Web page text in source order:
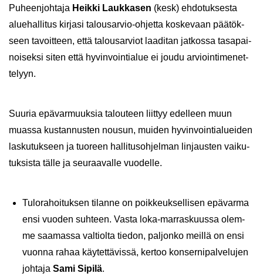
Pu­heen­joh­ta­ja Heik­ki Lauk­ka­sen (kesk) eh­do­tuk­ses­ta
alue­hal­li­tus kir­ja­si talousarvio-​ohjetta kos­ke­vaan pää­tök­
seen ta­voit­teen, että ta­lous­ar­viot laa­di­tan jat­kos­sa ta­sa­pai­
noi­sek­si siten että hy­vin­voin­tia­lue ei joudu ar­vioin­ti­me­net­
te­lyyn.
Suu­ria epä­var­muuk­sia ta­lou­teen liit­tyy edel­leen muun
muas­sa kus­tan­nus­ten nousun, mui­den hy­vin­voin­tia­luei­den
las­ku­tuk­seen ja tuo­reen hal­li­tus­oh­jel­man lin­jaus­ten vai­ku­
tuk­sis­ta tälle ja seu­raa­val­le vuo­del­le.
Tu­lo­ra­hoi­tuk­sen ti­lan­ne on poik­keuk­sel­li­sen epä­var­ma
ensi vuo­den suh­teen. Vasta loka-​marraskuussa olem­
me saa­mas­sa val­tiol­ta tie­don, pal­jon­ko meil­lä on ensi
vuon­na rahaa käy­tet­tä­vis­sä, ker­too kon­ser­ni­pal­ve­lu­jen
joh­ta­ja Sami Si­pi­lä.